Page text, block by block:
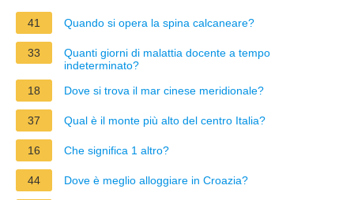
41 Quando si opera la spina calcaneare?
33
Quanti giorni di malattia docente a tempo
indeterminato?
18
Dove si trova il mar cinese meridionale?
37 Qual è il monte più alto del centro Italia?
16 Che significa 1 altro?
44 Dove è meglio alloggiare in Croazia?